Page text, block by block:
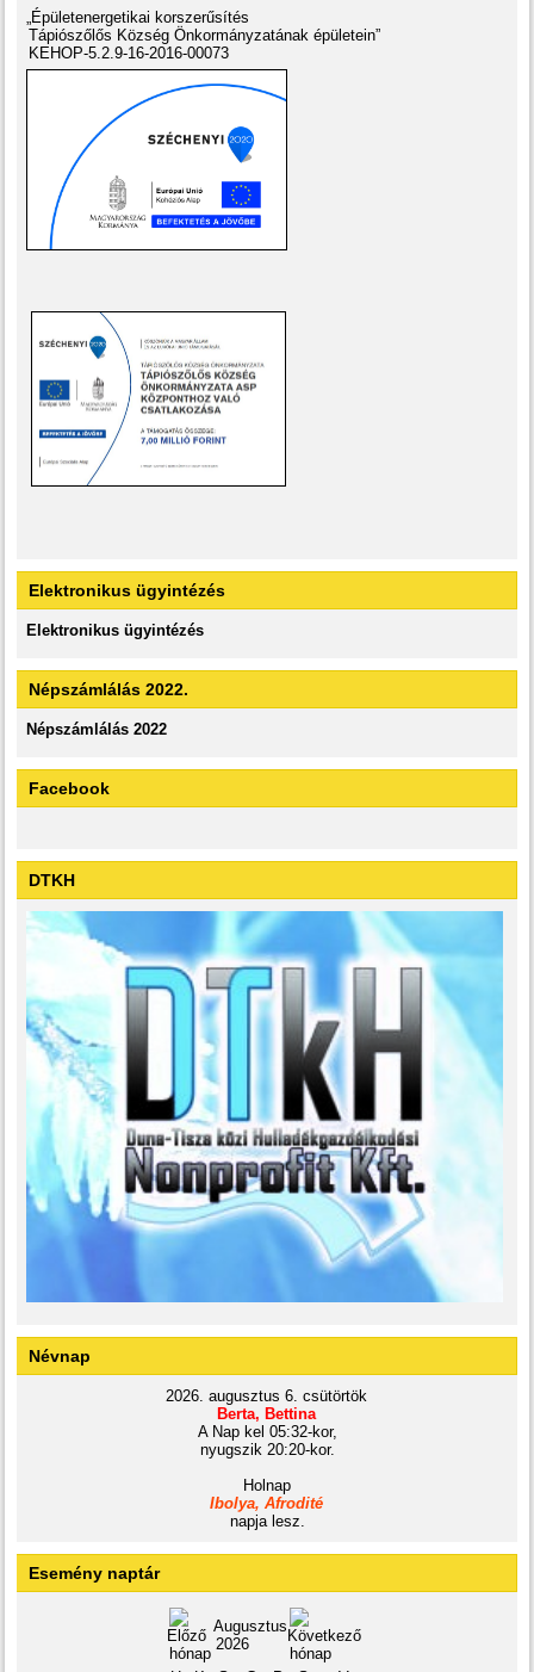
„Épületenergetikai korszerűsítés
Tápiószőlős Község Önkormányzatának épületein”
KEHOP-5.2.9-16-2016-00073
Elektronikus ügyintézés
Elektronikus ügyintézés
Népszámlálás 2022.
Népszámlálás 2022
Facebook
DTKH
Névnap
2026. augusztus 6. csütörtök
Berta, Bettina
A Nap kel 05:32-kor,
nyugszik 20:20-kor.
Holnap
Ibolya, Afrodité
napja lesz.
Esemény naptár
Augusztus
2026